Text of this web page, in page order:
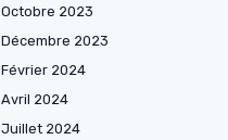
Octobre 2023
Décembre 2023
Février 2024
Avril 2024
Juillet 2024